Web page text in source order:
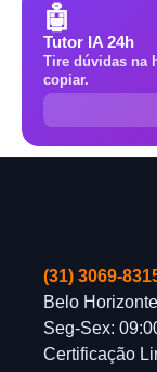
🤖
Tutor IA 24h
Tire dúvidas na
copiar.
(31) 3069-
Belo
Seg-Sex:
Certificação